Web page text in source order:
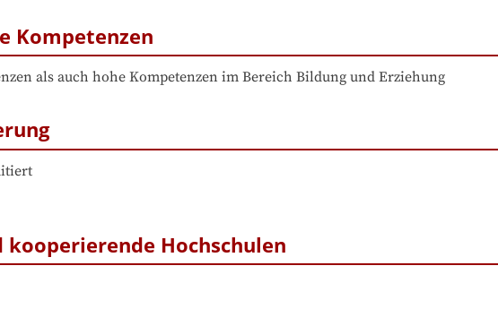
Kompetenzen
als auch hohe Kompetenzen im Bereich Bildung und Erziehung
kooperierende Hochschulen